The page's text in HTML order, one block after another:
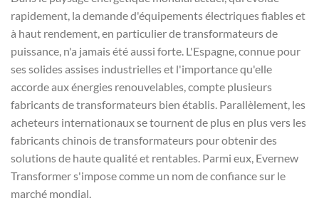
rapidement, la demande d'équipements électriques fiables et
à haut rendement, en particulier de transformateurs de
puissance, n'a jamais été aussi forte. L'Espagne, connue pour
ses solides assises industrielles et l'importance qu'elle
accorde aux énergies renouvelables, compte plusieurs
fabricants de transformateurs bien établis. Parallèlement, les
acheteurs internationaux se tournent de plus en plus vers les
fabricants chinois de transformateurs pour obtenir des
solutions de haute qualité et rentables. Parmi eux, Evernew
Transformer s'impose comme un nom de confiance sur le
marché mondial.